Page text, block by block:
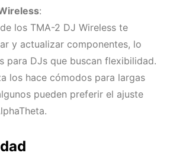
:
los TMA-2 DJ Wireless te
y actualizar componentes, lo
para DJs que buscan flexibilidad.
los hace cómodos para largas
pueden preferir el ajuste